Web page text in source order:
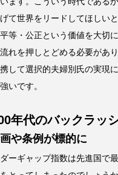
て世界をリードしてほしいと
等・公正という価値を大切
れを押しとどめる必要があ
して選択的夫婦別氏の実現
いです。
年代のバックラッ
や条例が標的に
ギャップ指数は先進国で最